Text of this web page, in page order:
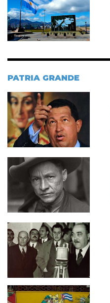
PATRIA GRANDE
Imagen
Imagen
Imagen
Imagen